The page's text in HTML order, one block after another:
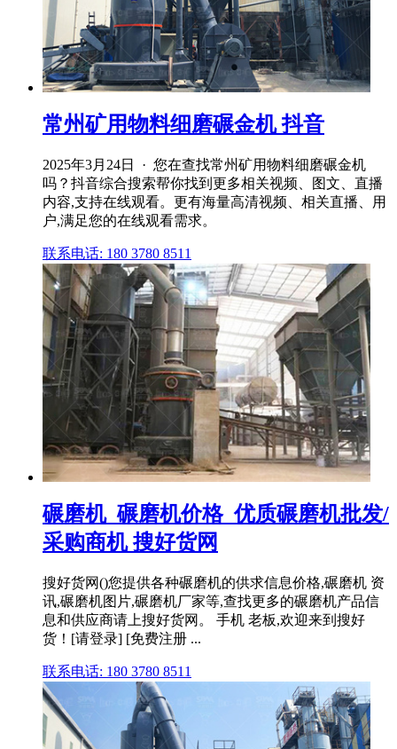
常州矿用物料细磨碾金机 抖音
2025年3月24日 · 您在查找常州矿用物料细磨碾金机
吗？抖音综合搜索帮你找到更多相关视频、图文、直播
内容,支持在线观看。更有海量高清视频、相关直播、用
户,满足您的在线观看需求。
联系电话: 180 3780 8511
碾磨机_碾磨机价格_优质碾磨机批发/
采购商机 搜好货网
搜好货网()您提供各种碾磨机的供求信息价格,碾磨机 资
讯,碾磨机图片,碾磨机厂家等,查找更多的碾磨机产品信
息和供应商请上搜好货网。 手机 老板,欢迎来到搜好
货！[请登录] [免费注册 ...
联系电话: 180 3780 8511